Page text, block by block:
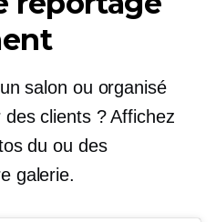
salon ou organisé
clients ? Affichez
du ou des
galerie.